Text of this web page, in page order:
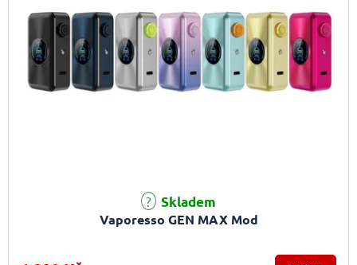
Vaporesso GEN MAX Mod
Skladem